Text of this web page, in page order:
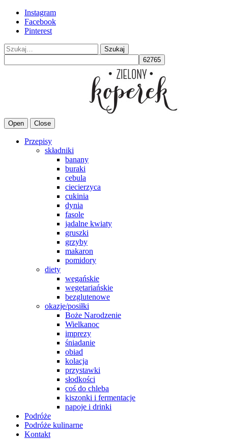
Instagram
Facebook
Pinterest
Szukaj
Open Close
Przepisy
składniki
banany
buraki
cebula
ciecierzyca
cukinia
dynia
fasole
jadalne kwiaty
gruszki
grzyby
makaron
pomidory
diety
wegańskie
wegetariańskie
bezglutenowe
okazje/posiłki
Boże Narodzenie
Wielkanoc
imprezy
śniadanie
obiad
kolacja
przystawki
słodkości
coś do chleba
kiszonki i fermentacje
napoje i drinki
Podróże
Podróże kulinarne
Kontakt